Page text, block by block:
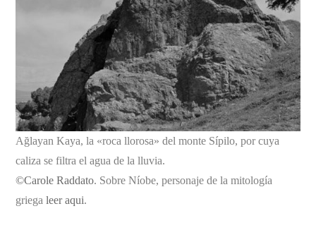
Ağlayan Kaya, la «roca llorosa» del monte Sípilo, por cuya
caliza se filtra el agua de la lluvia.
©Carole Raddato. Sobre Níobe, personaje de la mitología
griegaleer aqui.